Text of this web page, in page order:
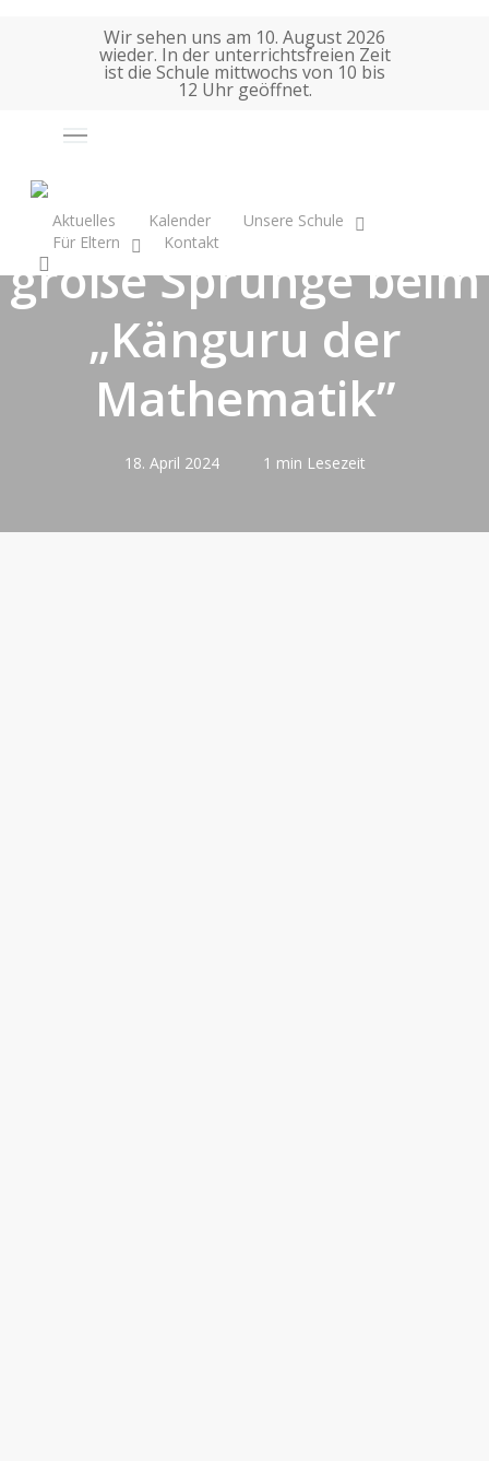
Wir sehen uns am 10. August 2026
wieder. In der unterrichtsfreien Zeit
ist die Schule mittwochs von 10 bis
12 Uhr geöffnet.
Auswahl
Aktuelles Kalender
Unsere Schule
Für Eltern
Kontakt
74 Kinder machen
große Sprünge beim
„Känguru der
Mathematik”
18. April 2024 1 min Lesezeit